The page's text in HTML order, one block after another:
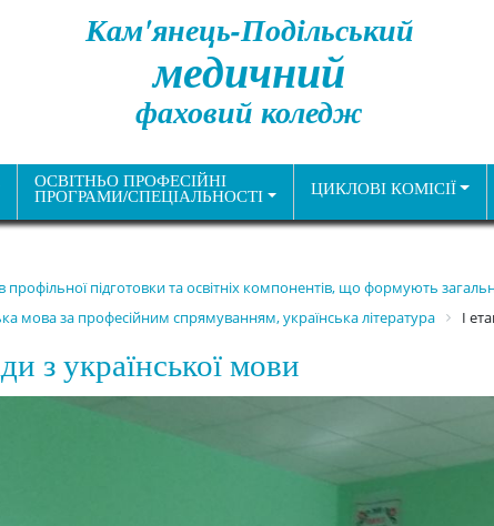
Кам'янець-Подільський
медичний
фаховий коледж
ОСВІТНЬО ПРОФЕСІЙНІ
ПРОГРАМИ/СПЕЦІАЛЬНОСТІ ЦИКЛОВІ КОМІСІЇ
профільної підготовки та освітніх компонентів, що формують
мова за професійним спрямуванням, українська література
І
з української мови